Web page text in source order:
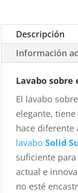
Descripción
Información
Lavabo sobre
El lavabo
elegante,
hace diferente
lavaboSolid
suficiente
actual e
no esté